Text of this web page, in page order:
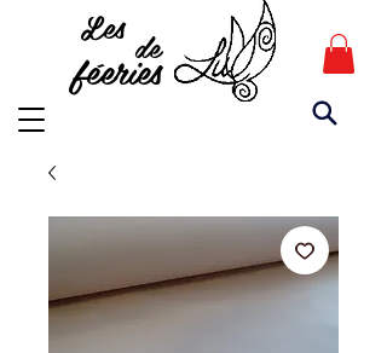
Les
féeries
de